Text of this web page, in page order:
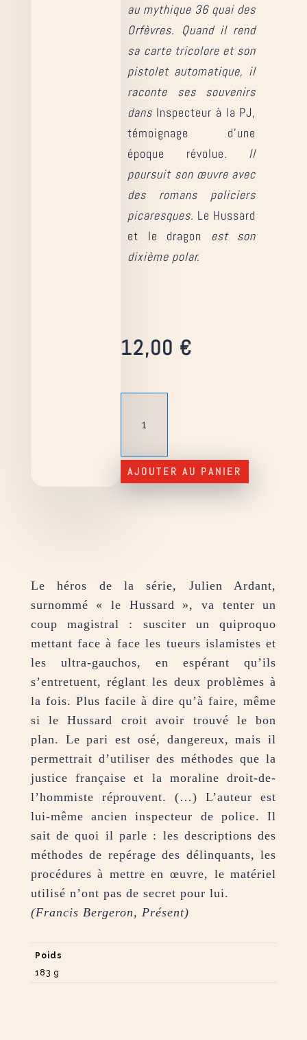
au mythique 36 quai des
Orfèvres. Quand il rend
sa carte tricolore et son
pistolet automatique, il
raconte ses souvenirs
dans Inspecteur à la PJ,
témoignage d’une
époque révolue. Il
poursuit son œuvre avec
des romans policiers
picaresques. Le Hussard
et le dragon est son
dixième polar.
12,00 €
le
AJOUTER AU PANIER
Le héros de la série, Julien Ardant,
surnommé « le Hussard », va tenter un
coup magistral : susciter un quiproquo
mettant face à face les tueurs islamistes et
les ultra-gauchos, en espérant qu’ils
s’entretuent, réglant les deux problèmes à
la fois. Plus facile à dire qu’à faire, même
si le Hussard croit avoir trouvé le bon
plan. Le pari est osé, dangereux, mais il
permettrait d’utiliser des méthodes que la
justice française et la moraline droit-de-
l’hommiste réprouvent. (…) L’auteur est
lui-même ancien inspecteur de police. Il
sait de quoi il parle : les descriptions des
méthodes de repérage des délinquants, les
procédures à mettre en œuvre, le matériel
utilisé n’ont pas de secret pour lui.
(Francis Bergeron, Présent)
Poids
183 g